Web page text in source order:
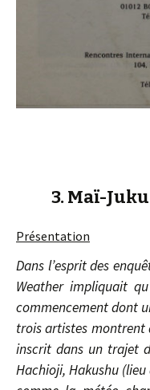
3. Maï-
Présentation
Dans l’esprit des
Weather impliquait
commencement dont
trois artistes montrent
inscrit dans un trajet
Hachioji, Hakushu (lieu